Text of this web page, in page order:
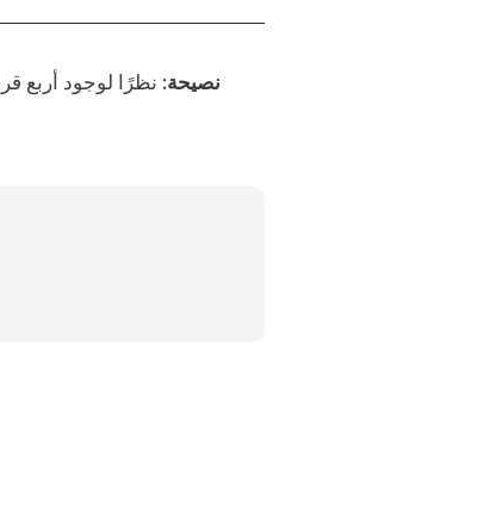
نصيحة: نظرًا لوجود أربع قرى 18 حقلاً فقط في كل